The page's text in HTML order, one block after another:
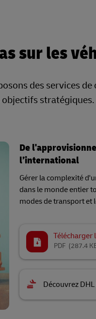
sur les
des services
De
l’international
Gérer la complexité
dans le monde entier
modes de transport et
Télécharger
(287.4
PDF
Découvrez